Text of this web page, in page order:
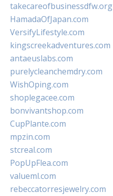
takecareofbusinessdfw.org
HamadaOfJapan.com
VersifyLifestyle.com
kingscreekadventures.com
antaeuslabs.com
purelycleanchemdry.com
WishOping.com
shoplegacee.com
bonvivantshop.com
CupPlante.com
mpzin.com
stcreal.com
PopUpFlea.com
valueml.com
rebeccatorresjewelry.com